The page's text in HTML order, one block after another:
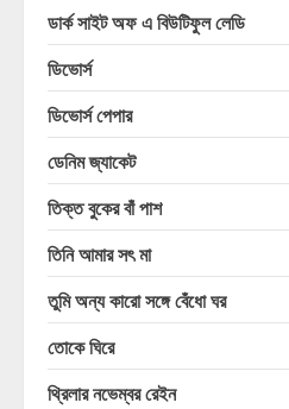
ডার্ক সাইট অফ এ বিউটিফুল লেডি
ডিভোর্স
ডিভোর্স পেপার
ডেনিম জ্যাকেট
তিক্ত বুকের বাঁ পাশ
তিনি আমার সৎ মা
তুমি অন্য কারো সঙ্গে বেঁধো ঘর
তোকে ঘিরে
থ্রিলার নভেম্বর রেইন